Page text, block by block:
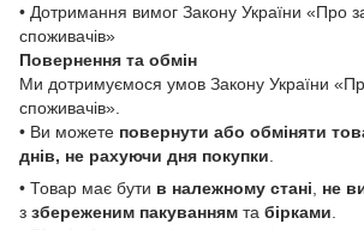
• Дотримання вимог Закону України «Про
споживачів»
Повернення та обмін
Ми дотримуємося умов Закону України
споживачів».
• Ви можете повернути або обміняти
днів, не рахуючи дня покупки
• Товар має бути в належному стані не
з збереженим пакуванням та бірками